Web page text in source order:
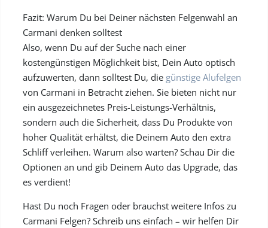
Fazit: Warum Du bei Deiner nächsten Felgenwahl an
Carmani denken solltest
Also, wenn Du auf der Suche nach einer
kostengünstigen Möglichkeit bist, Dein Auto optisch
aufzuwerten, dann solltest Du, die günstige Alufelgen
von Carmani in Betracht ziehen. Sie bieten nicht nur
ein ausgezeichnetes Preis-Leistungs-Verhältnis,
sondern auch die Sicherheit, dass Du Produkte von
hoher Qualität erhältst, die Deinem Auto den extra
Schliff verleihen. Warum also warten? Schau Dir die
Optionen an und gib Deinem Auto das Upgrade, das
es verdient!
Hast Du noch Fragen oder brauchst weitere Infos zu
Carmani Felgen? Schreib uns einfach – wir helfen Dir